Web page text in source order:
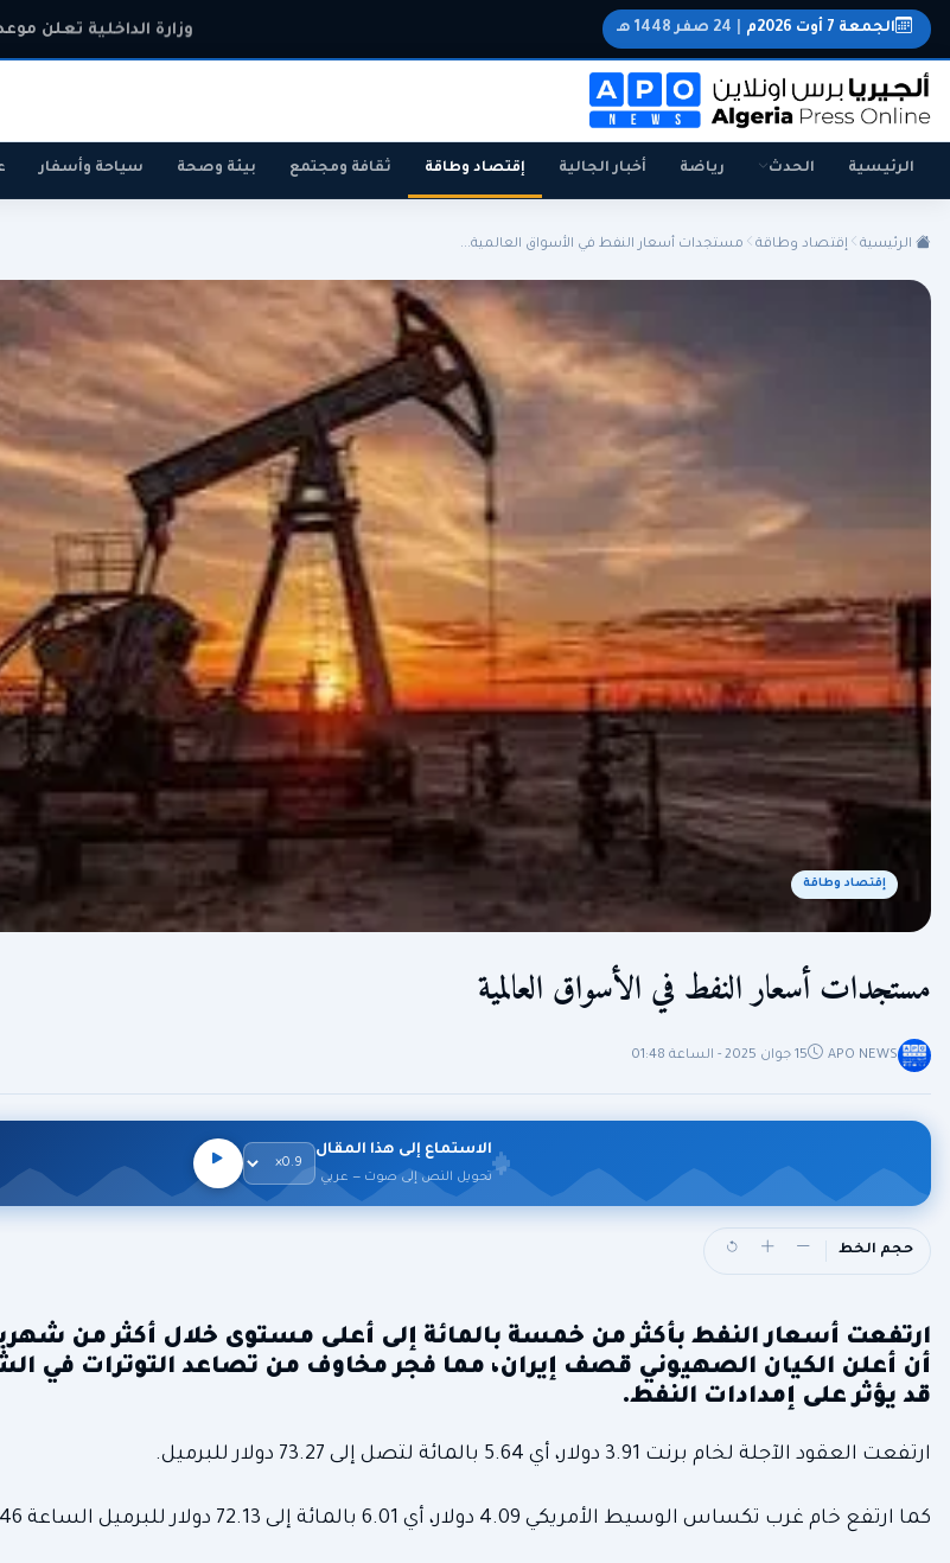
سياسة اقتصاد رياضة
الجمعة 7 أوت 2026م 24 صفر 1448 هـ وزارة الداخلية تعلن
الرئيسية الحدث رياضة أخبار الجالية إقتصاد وطاقة ثقافة ومجتمع بيئة وصحة سياحة وأسفار
الرئيسية إقتصاد وطاقة مستجدات أسعار النفط في الأسواق العالمية...
إقتصاد وطاقة
مستجدات أسعار النفط في الأسواق العالمية
APO NEWS 15 جوان 2025 - الساعة 01:48
الاستماع إلى هذا المقال
تحويل النص إلى صوت — عربي
حجم الخط
ارتفعت أسعار النفط بأكثر من خمسة بالمائة إلى أعلى مستوى خلال أكثر من
أن أعلن الكيان الصهيوني قصف إيران، مما فجر مخاوف من تصاعد التوترات في
قد يؤثر على إمدادات النفط.
ارتفعت العقود الآجلة لخام برنت 3.91 دولار، أي 5.64 بالمائة لتصل إلى 73.27 دولار للبرميل.
كما ارتفع خام غرب تكساس الوسيط الأمريكي 4.09 دولار، أي 6.01 بالمائة إلى 72.13 دولار للبرميل الساعة 0146 بتوقيت غرينتش.